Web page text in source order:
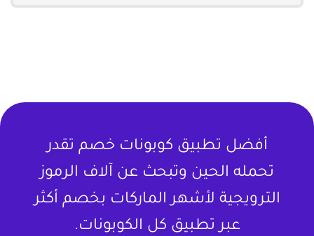
أفضل تطبيق كوبونات خصم تقدر
تحمله الحين وتبحث عن آلاف الرموز
الترويجية لأشهر الماركات بخصم أكثر
عبر تطبيق كل الكوبونات.